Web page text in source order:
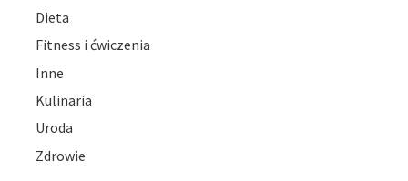
Dieta
Fitness i ćwiczenia
Inne
Kulinaria
Uroda
Zdrowie